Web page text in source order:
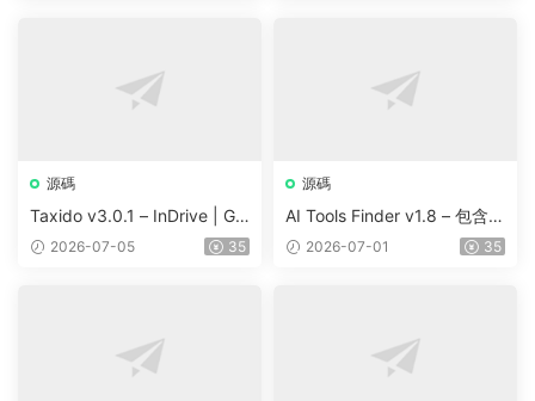
源碼
Taxido v3.0.1 – InDrive | Gr
ab | Uber Clone | Taxi Booki
2026-07-05 35
源碼
AI Tools Finder v1.8 – 包含 5
000 多種工具、訂閱、廣告
2026-07-01 35